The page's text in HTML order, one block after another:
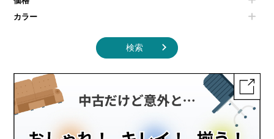
カラー
検索